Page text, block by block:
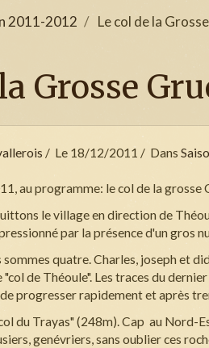
2011-2012 Le col de la
Grosse
Le 18/12/2011 Dans
au programme: le col de la grosse
le village en direction de
par la présence d'un gros
quatre. Charles, joseph et
de Théoule". Les traces du
progresser rapidement et après
du Trayas" (248m). Cap au Nord-
genévriers, sans oublier ces